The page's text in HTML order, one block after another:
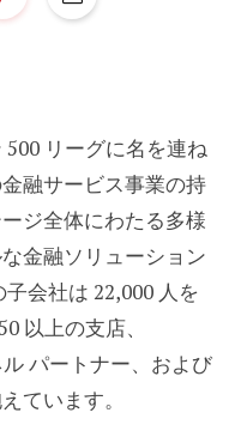
リーグに名を連ね
融サービス事業の持
ジ全体にわたる多様
金融ソリューション
会社は 22,000 人を
以上の支店、
パートナー、および
ています。